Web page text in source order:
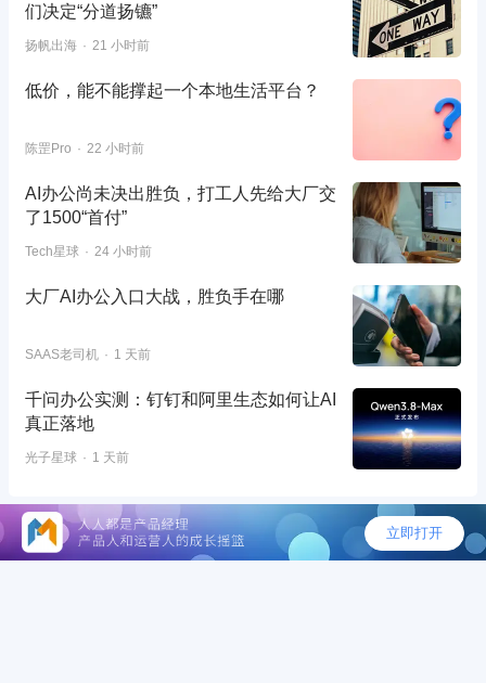
们决定“分道扬镳”
扬帆出海 21 小时前
低价，能不能撑起一个本地生活平台？
陈罡Pro 22 小时前
AI办公尚未决出胜负，打工人先给大厂交
了1500“首付”
Tech星球 24 小时前
大厂AI办公入口大战，胜负手在哪
SAAS老司机 1 天前
千问办公实测：钉钉和阿里生态如何让AI
真正落地
光子星球 1 天前
©2026 - 人人都是产品经理